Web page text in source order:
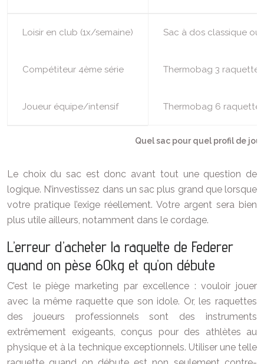
Quel sac pour quel profil de
Loisir en club (1x/semaine) Sac à dos classique ou
Compétiteur 4ème série Thermobag 3 raquettes
Joueur équipe/intensif Thermobag 6 raquettes
Le choix du sac est donc avant tout une question de
logique. N’investissez dans un sac plus grand que lorsque
votre pratique l’exige réellement. Votre argent sera bien
plus utile ailleurs, notamment dans le cordage.
L’erreur d’acheter la raquette de Federer
quand on pèse 60kg et qu’on débute
C’est le piège marketing par excellence : vouloir jouer
avec la même raquette que son idole. Or, les raquettes
des joueurs professionnels sont des instruments
extrêmement exigeants, conçus pour des athlètes au
physique et à la technique exceptionnels. Utiliser une telle